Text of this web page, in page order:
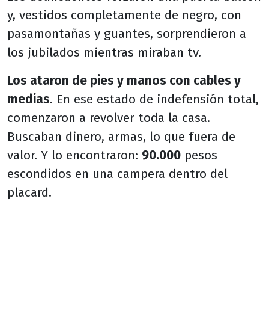
y, vestidos completamente de negro, con
pasamontañas y guantes, sorprendieron a
los jubilados mientras miraban tv.
Los ataron de pies y manos con cables y
medias. En ese estado de indefensión total,
comenzaron a revolver toda la casa.
Buscaban dinero, armas, lo que fuera de
valor. Y lo encontraron: 90.000 pesos
escondidos en una campera dentro del
placard.